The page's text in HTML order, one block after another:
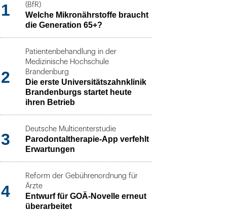
1
(BfR)
Welche Mikronährstoffe braucht
die Generation 65+?
2
Patientenbehandlung in der
Medizinische Hochschule
Brandenburg
Die erste Universitätszahnklinik
Brandenburgs startet heute
ihren Betrieb
3
Deutsche Multicenterstudie
Parodontaltherapie-App verfehlt
Erwartungen
4
Reform der Gebührenordnung für
Ärzte
Entwurf für GOÄ-Novelle erneut
überarbeitet